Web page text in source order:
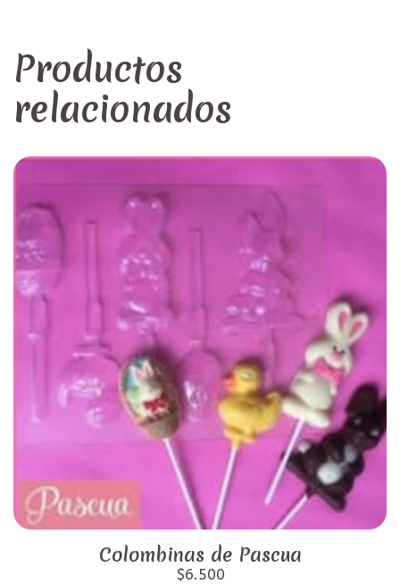
Productos
relacionados
Colombinas de Pascua
$6.500